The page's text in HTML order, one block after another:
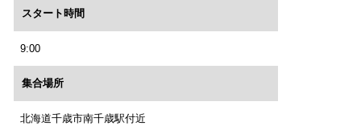
スタート時間
9:00
集合場所
北海道千歳市南千歳駅付近